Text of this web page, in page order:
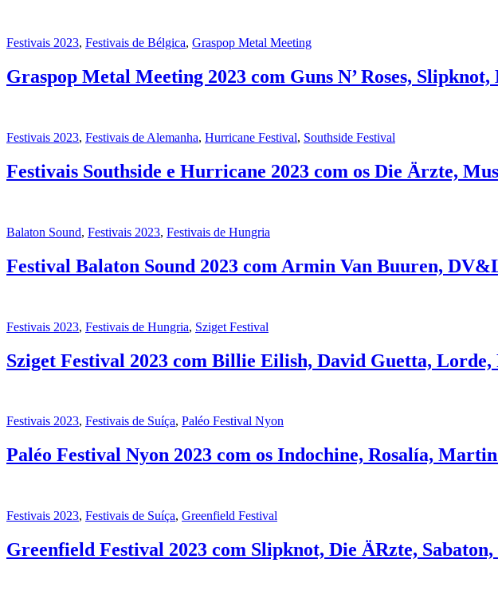
Festivais 2023, Festivais de Bélgica, Graspop Metal Meeting
Graspop Metal Meeting 2023 com Guns N’ Roses,
Festivais 2023, Festivais de Alemanha, Hurricane Festival, Southside Festival
Festivais Southside e Hurricane 2023 com os Die Ärzte,
Balaton Sound, Festivais 2023, Festivais de Hungria
Festival Balaton Sound 2023 com Armin Van Buuren,
Festivais 2023, Festivais de Hungria, Sziget Festival
Sziget Festival 2023 com Billie Eilish, David Guetta,
Festivais 2023, Festivais de Suíça, Paléo Festival Nyon
Paléo Festival Nyon 2023 com os Indochine, Rosalía,
Festivais 2023, Festivais de Suíça, Greenfield Festival
Greenfield Festival 2023 com Slipknot, Die ÄRzte,